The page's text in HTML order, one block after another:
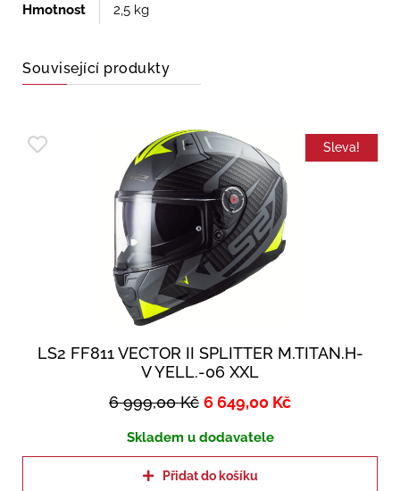
Hmotnost 2,5 kg
Související produkty
Sleva!
LS2 FF811 VECTOR II SPLITTER M.TITAN.H-
V YELL.-06 XXL
6 999,00Kč 6 649,00 Kč
Skladem u dodavatele
Přidat do košíku